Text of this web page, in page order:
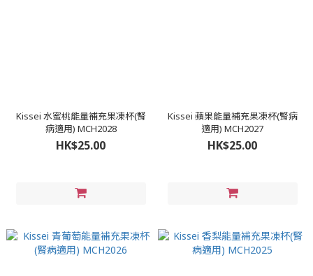
Kissei 水蜜桃能量補充果凍杯(腎
病適用) MCH2028
HK$25.00
Kissei 蘋果能量補充果凍杯(腎病
適用) MCH2027
HK$25.00